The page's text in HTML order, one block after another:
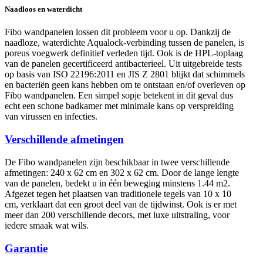
Naadloos en waterdicht
Fibo wandpanelen lossen dit probleem voor u op. Dankzij de
naadloze, waterdichte Aqualock-verbinding tussen de panelen, is
poreus voegwerk definitief verleden tijd. Ook is de HPL-toplaag
van de panelen gecertificeerd antibacterieel. Uit uitgebreide tests
op basis van ISO 22196:2011 en JIS Z 2801 blijkt dat schimmels
en bacteriën geen kans hebben om te ontstaan en/of overleven op
Fibo wandpanelen. Een simpel sopje betekent in dit geval dus
echt een schone badkamer met minimale kans op verspreiding
van virussen en infecties.
Verschillende afmetingen
De Fibo wandpanelen zijn beschikbaar in twee verschillende
afmetingen: 240 x 62 cm en 302 x 62 cm. Door de lange lengte
van de panelen, bedekt u in één beweging minstens 1.44 m2.
Afgezet tegen het plaatsen van traditionele tegels van 10 x 10
cm, verklaart dat een groot deel van de tijdwinst. Ook is er met
meer dan 200 verschillende decors, met luxe uitstraling, voor
iedere smaak wat wils.
Garantie